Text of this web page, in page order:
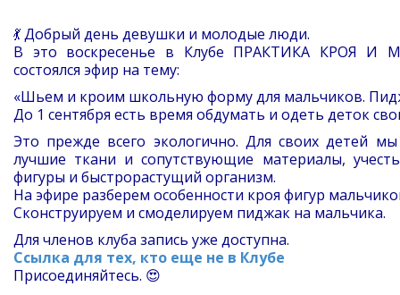
💃 Добрый день девушки и молодые люди.
В это воскресенье в Клубе ПРАКТИКА КРОЯ И
состоялся эфир на тему:
«Шьем и кроим школьную форму для мальчиков.
До 1 сентября есть время обдумать и одеть деток
Это прежде всего экологично. Для своих детей
лучшие ткани и сопутствующие материалы,
фигуры и быстрорастущий организм.
На эфире разберем особенности кроя фигур
Сконструируем и смоделируем пиджак на мальчика.
Для членов клуба запись уже доступна.
Ссылка для тех, кто еще не в Клубе
Присоединяйтесь. 😍